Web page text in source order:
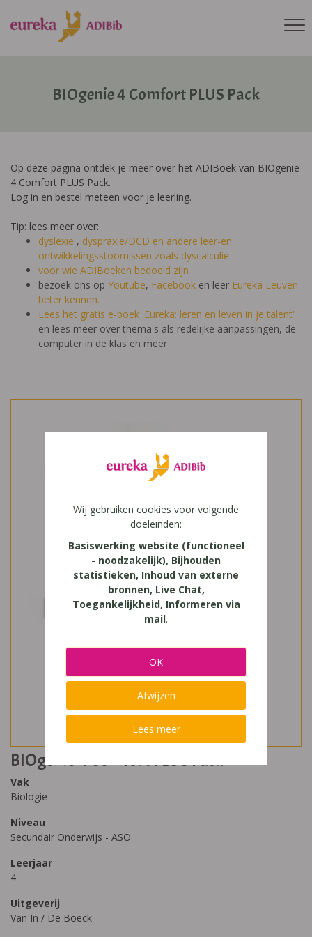
BIOgenie 4 Comfort PLUS Pack
Op deze pagina ontdek je meer over het ADIBoek van BIOgenie
4 Comfort PLUS Pack.
Log in en bestel meteen voor je leerling.
Tip: lees meer over:
dyslexie , dyspraxie/DCD en andere leer-en
ontwikkelingsstoornissen zoals dyscalculie
voor wie ADIBoeken bedoeld zijn
bezoek ons op Youtube, Facebook en leer Eureka Leuven
beter kennen.
Lees het gratis e-boek 'Eureka: leren en leven in je talent'
en lees meer over thema's als redelijke aanpassingen, de
computer in de klas en meer
BIOgenie 4 Comfort PLUS Pack
Vak
Biologie
Niveau
Secundair Onderwijs - ASO
Leerjaar
4
Uitgeverij
Van In / De Boeck
Wij gebruiken cookies voor volgende
doeleinden:
Basiswerking website (functioneel
- noodzakelijk), Bijhouden
statistieken, Inhoud van externe
bronnen, Live Chat,
Toegankelijkheid, Informeren via
mail.
OK
Afwijzen
Lees meer